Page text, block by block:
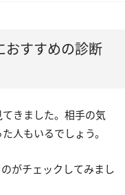
おすすめの診断
きました。相手の気
人もいるでしょう。
がチェックしてみまし